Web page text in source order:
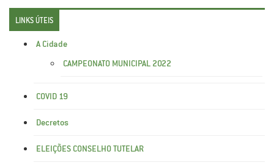
LINKS ÚTEIS
A Cidade
CAMPEONATO MUNICIPAL 2022
COVID 19
Decretos
ELEIÇÕES CONSELHO TUTELAR